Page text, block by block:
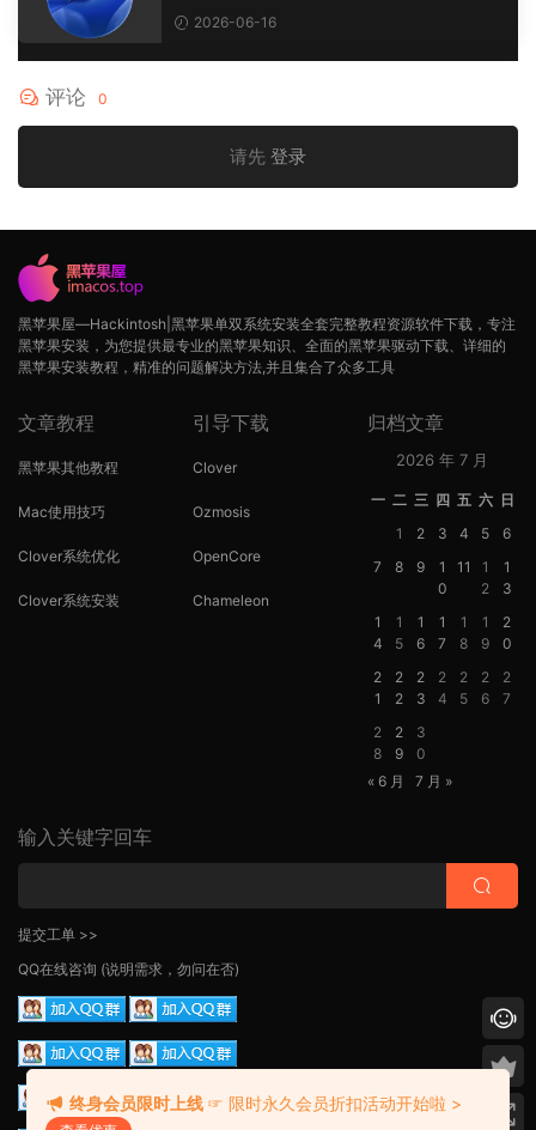
解锁补丁版)
2026-06-16
评论 0
请先 登录
黑苹果屋—Hackintosh|黑苹果单双系统安装全套完整教程资源软件下载，专注
黑苹果安装，为您提供最专业的黑苹果知识、全面的黑苹果驱动下载、详细的
黑苹果安装教程，精准的问题解决方法,并且集合了众多工具
文章教程
黑苹果其他教程
Mac使用技巧
Clover系统优化
Clover系统安装
引导下载
Clover
Ozmosis
OpenCore
Chameleon
归档文章
2026 年 7 月
一 二 三 四 五 六 日
1
2 3 4 5
6
7
8 9
1
0
11
1
2
1
3
1
4
1
5
1
6
1
7
1
8
1
9
2
0
2
1
2
2
2
3
2
4
2
5
2
6
2
7
2
8
2
9
3
0
« 6 月
7 月 »
输入关键字回车
提交工单 >>
QQ在线咨询 (说明需求，勿问在否)
终身会员限时上线 ☞ 限时永久会员折扣活动开始啦 >